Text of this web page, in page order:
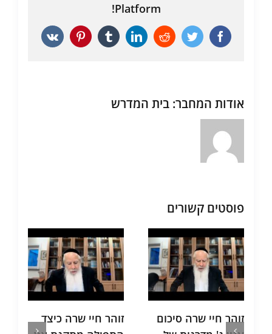
Platform!
Facebook
Twitter
Reddit
LinkedIn
Tumblr
Pinterest
Vk
אודות המחבר: בית המדרש
פוסטים קשורים
זוהר חיי שרה סיכום
זוהר חיי שרה כיצד